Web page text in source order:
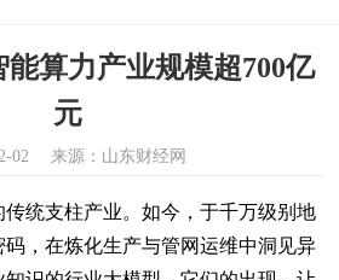
算力产业规模超700亿
元
02 来源：山东财经网
统支柱产业。如今，于千万级别地
，在炼化生产与管网运维中洞见异